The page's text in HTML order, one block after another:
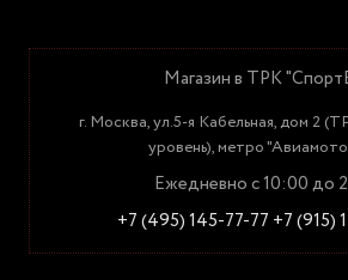
Магазин в ТРК
г. Москва, ул.5-я Кабельная, дом 2
уровень), метро
Ежедневно с 10:00 до
+7 (495) 145-77-77 +7 (915)